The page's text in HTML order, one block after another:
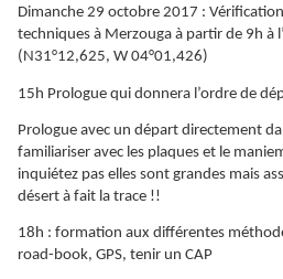
Dimanche 29 octobre 2017 :
techniques à Merzouga à partir de 9h à
(N31°12,625, W 04°01,426)
15h Prologue qui donnera l’ordre de
Prologue avec un départ directement
familiariser avec les plaques et le
inquiétez pas elles sont grandes mais
désert à fait la trace !!
18h : formation aux différentes
road-book, GPS, tenir un CAP